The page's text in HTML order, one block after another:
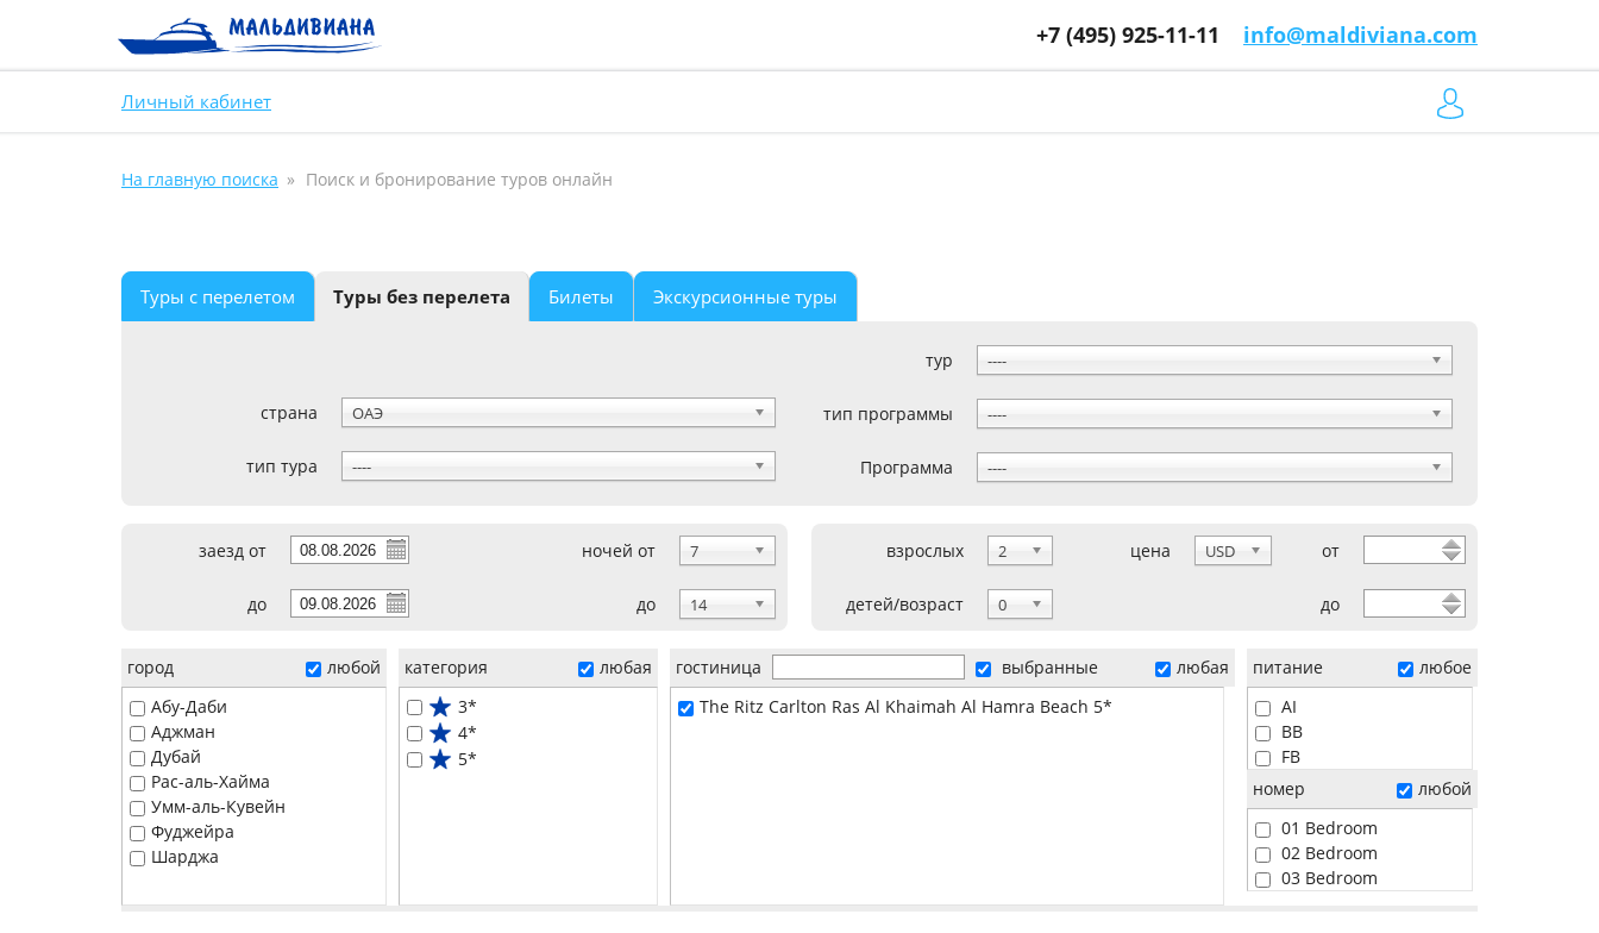
+7 (495) 925-11-11 info@maldiviana.com
Личный кабинет
На главную поиска Поиск и бронирование туров онлайн
Туры с перелетом Туры без перелета Билеты Экскурсионные туры
страна ОАЭ
тип тура ----
тур ----
тип программы ----
Программа ----
заезд от ночей от 7
до до 14
взрослых 2 цена USD от
детей/возраст 0 до
город
любой
Абу-Даби
Аджман
Дубай
Рас-аль-Хайма
Умм-аль-Кувейн
Фуджейра
Шарджа
категория
любая
3*
4*
5*
гостиница выбранные
любая
The Ritz Carlton Ras Al Khaimah Al Hamra Beach 5*
питание
любое
AI
BB
FB
HB
номер
любой
01 Bedroom
02 Bedroom
03 Bedroom